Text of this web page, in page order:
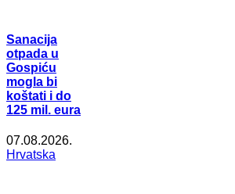
Sanacija
otpada u
Gospiću
mogla bi
koštati i do
125 mil. eura
07.08.2026.
Hrvatska